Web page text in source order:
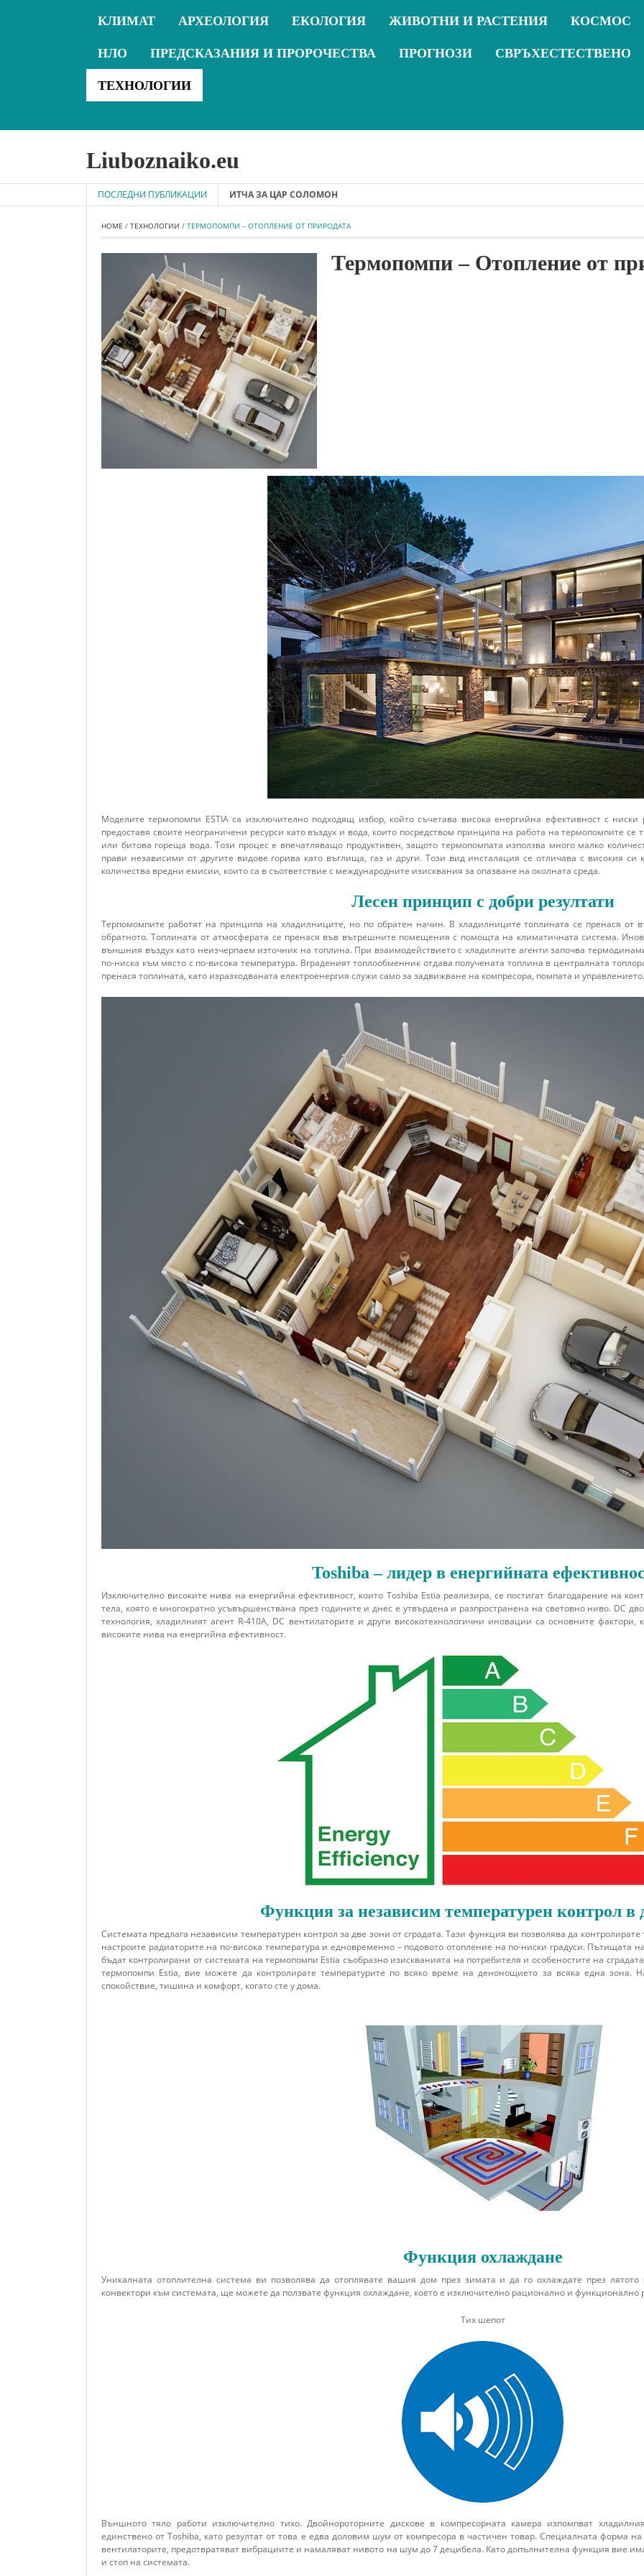
КЛИМАТ АРХЕОЛОГИЯ ЕКОЛОГИЯ ЖИВОТНИ И РАСТЕНИЯ КОСМОС
НЛО ПРЕДСКАЗАНИЯ И ПРОРОЧЕСТВА ПРОГНОЗИ СВРЪХЕСТЕСТВЕНО
ТЕХНОЛОГИИ
Liuboznaiko.eu
ПОСЛЕДНИ ПУБЛИКАЦИИ
06 - ВЕЛИКАТА ТАЙНА НА ЖИВОТА ПРИТЧА ЗА ЦАР СОЛОМОН
HOME / ТЕХНОЛОГИИ / ТЕРМОПОМПИ – ОТОПЛЕНИЕ ОТ ПРИРОДАТА
Термопомпи – Отопление от
Моделите термопомпи ESTIA са изключително подходящ избор, който съчетава висока енергийна ефективност с
предоставя своите неограничени ресурси като въздух и вода, които посредством принципа на работа на термопомпите
или битова гореща вода. Този процес е впечатляващо продуктивен, защото термопомпата използва много малко
прави независими от другите видове горива като въглища, газ и други. Този вид инсталация се отличава с високия
количества вредни емисии, които са в съответствие с международните изисквания за опазване на околната среда.
Лесен принцип с добри резултати
Терпомомпите работят на принципа на хладилниците, но по обратен начин. В хладилниците топлината се пренася от
обратното. Топлината от атмосферата се пренася във вътрешните помещения с помощта на климатичната система.
външния въздух като неизчерпаем източник на топлина. При взаимодействието с хладилните агенти започва
по-ниска към място с по-висока температура. Вграденият топлообменник отдава получената топлина в централната
пренася топлината, като изразходваната електроенергия служи само за задвижване на компресора, помпата и управлението.
Toshiba– лидер в енергийната
Изключително високите нива на енергийна ефективност, които Toshiba Estia реализира, се постигат благодарение на
тела, която е многократно усъвършенствана през годините и днес е утвърдена и разпространена на световно ниво. DC
технология, хладилният агент R-410A, DC вентилаторите и други високотехнологични иновации са основните
високите нива на енергийна ефективност.
Функция за независим температурен контрол в
Системата предлага независим температурен контрол за две зони от сградата. Тази функция ви позволява да
настроите радиаторите на по-висока температура и едновременно – подовото отопление на по-ниски градуси. Пътищата
бъдат контролирани от системата на термопомпи Estia съобразно изискванията на потребителя и особеностите на
термопомпи Estia, вие можете да контролирате температурите по всяко време на денонощието за всяка една
спокойствие, тишина и комфорт, когато сте у дома.
Функция охлаждане
Уникалната отоплителна система ви позволява да отоплявате вашия дом през зимата и да го охлаждате през
конвектори към системата, ще можете да ползватe функция охлаждане, което е изключително рационално и
Тих шепот
Външното тяло работи изключително тихо. Двойнороторните дискове в компресорната камера изпомпват
единствено от Toshiba, като резултат от това е едва доловим шум от компресора в частичен товар. Специалната форма
вентилаторите, предотвратяват вибрациите и намаляват нивото на шум до 7 децибела. Като допълнителна функция вие
и стоп на системата.